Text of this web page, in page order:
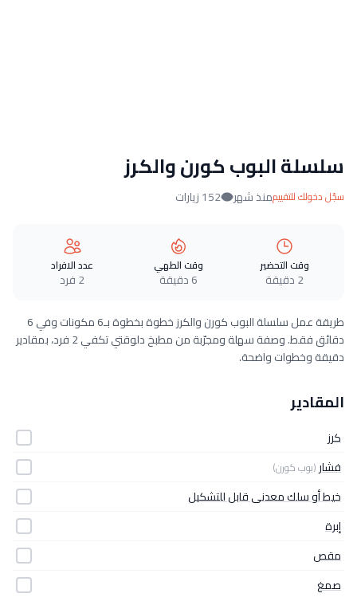
سلسلة البوب كورن والكرز
سجّل دخولك للتقييممنذ شهر 152 زيارات
وقت التحضير
2 دقيقة
وقت الطهي
6 دقيقة
عدد الافراد
2 فرد
طريقة عمل سلسلة البوب كورن والكرز خطوة بخطوة بـ6 مكونات وفي 6
دقائق فقط. وصفة سهلة ومجرّبة من مطبخ دلوقتي تكفي 2 فرد، بمقادير
دقيقة وخطوات واضحة.
المقادير
كرز
فشار (بوب كورن)
خيط أو سلك معدنى قابل للتشكيل
إبرة
مقص
صمغ